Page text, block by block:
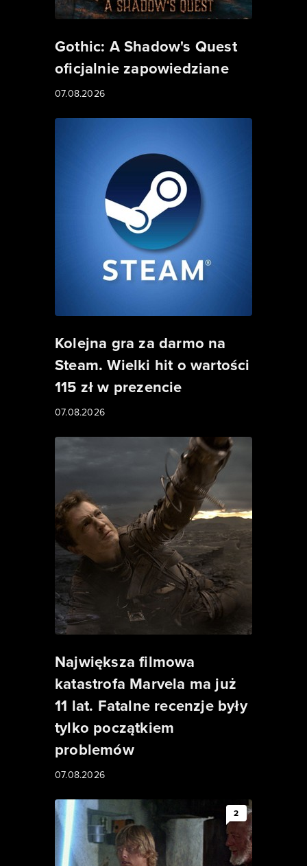
Gothic: A Shadow's Quest
oficjalnie zapowiedziane
07.08.2026
Kolejna gra za darmo na
Steam. Wielki hit o wartości
115 zł w prezencie
07.08.2026
Największa filmowa
katastrofa Marvela ma już
11 lat. Fatalne recenzje były
tylko początkiem
problemów
07.08.2026
2